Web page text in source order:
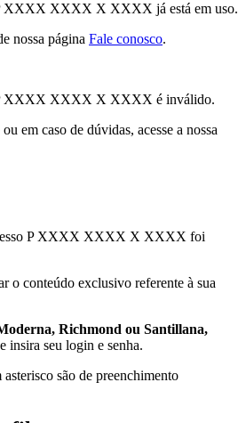
XXXX XXXX X XXXX já está em uso.
nossa página Fale conosco.
XXXX XXXX X XXXX é inválido.
em caso de dúvidas, acesse a nossa
P XXXX XXXX X XXXX foi
o conteúdo exclusivo referente à sua
Richmond ou Santillana,
insira seu login e senha.
são de preenchimento